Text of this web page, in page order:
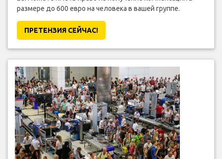
размере до 600 евро на человека в вашей группе.
ПРЕТЕНЗИЯ CЕЙЧАС!